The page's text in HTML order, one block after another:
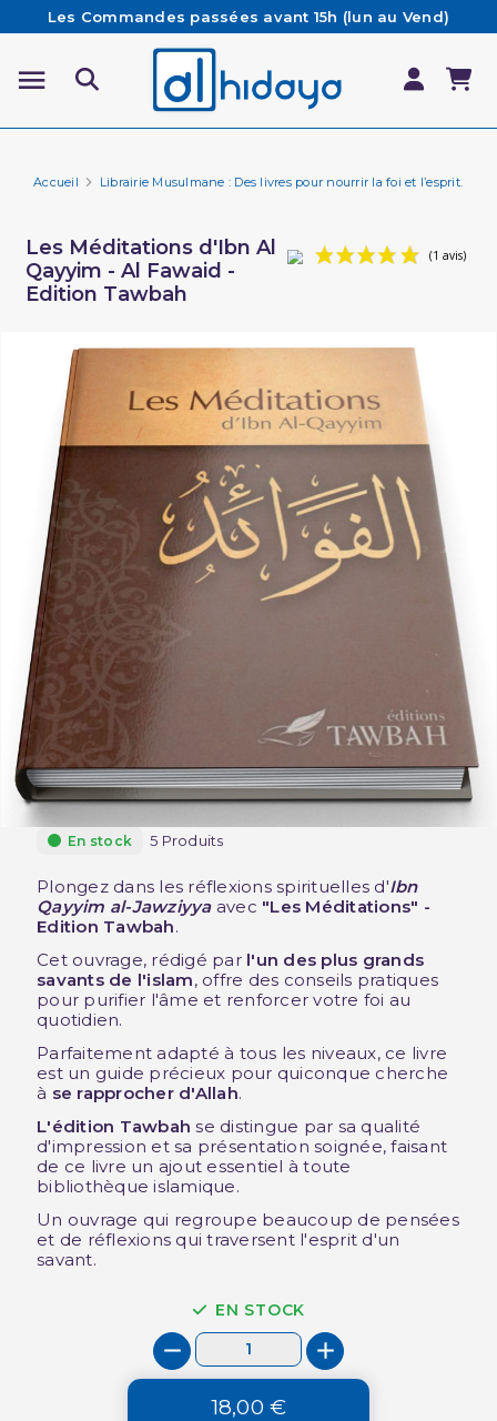
Les Commandes passées avant 15h (lun au Vend)
sont préparées et expédiées le jour même
Besoin d'aide ? Retrouvez notre FAQ
Livraison offerte à partir de 65€ d'achat*
Accueil Librairie Musulmane : Des livres pour nourrir la foi et l’esprit.
Les Méditations d'Ibn Al
Qayyim - Al Fawaid -
Edition Tawbah
En stock 5 Produits
Plongez dans les réflexions spirituelles d'Ibn
Qayyim al-Jawziyyaavec "Les Méditations" -
Edition Tawbah.
Cet ouvrage, rédigé par l'un des plus grands
savants de l'islam, offre des conseils pratiques
pour purifier l'âme et renforcer votre foi au
quotidien.
Parfaitement adapté à tous les niveaux, ce livre
est un guide précieux pour quiconque cherche
à se rapprocher d'Allah.
L'édition Tawbah se distingue par sa qualité
d'impression et sa présentation soignée, faisant
de ce livre un ajout essentiel à toute
bibliothèque islamique.
Un ouvrage qui regroupe beaucoup de pensées
et de réflexions qui traversent l'esprit d'un
savant.
EN STOCK
18,00 €